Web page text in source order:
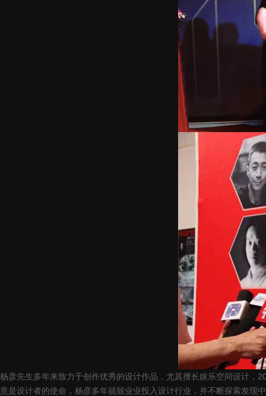
杨彦先生多年来致力于创作优秀的设计作品，尤其擅长娱乐空间设计，
意是设计者的使命，杨彦多年兢兢业业投入设计行业，并不断探索发现